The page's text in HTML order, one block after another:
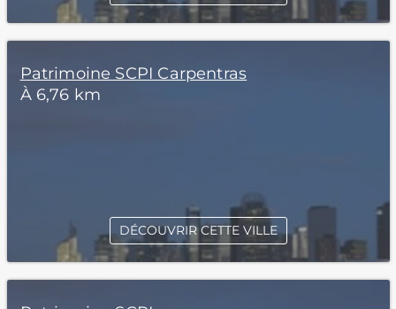
Patrimoine SCPI Carpentras
À 6,76 km
DÉCOUVRIR CETTE VILLE